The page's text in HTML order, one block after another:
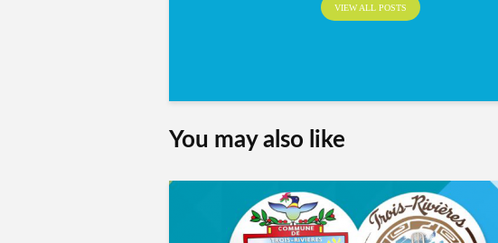
VIEW ALL POSTS
You may also like